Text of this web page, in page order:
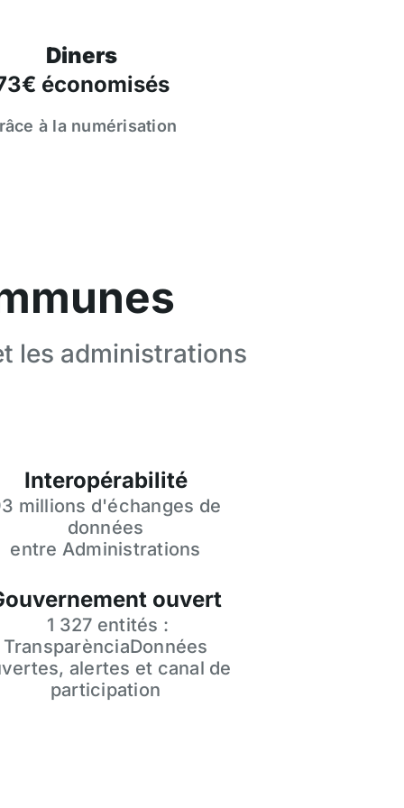
Diners
économisés
à la numérisation
les administrations
Interopérabilité
millions d'échanges de
données
entre Administrations
ouvert
1 327 entités :
TransparènciaDonnées
alertes et canal de
participation